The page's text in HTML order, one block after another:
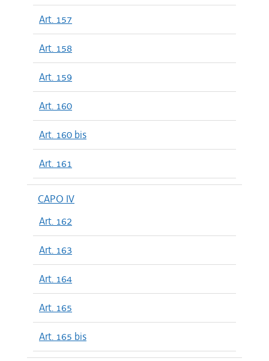
Art. 157
Art. 158
Art. 159
Art. 160
Art. 160 bis
Art. 161
CAPO IV
Art. 162
Art. 163
Art. 164
Art. 165
Art. 165 bis